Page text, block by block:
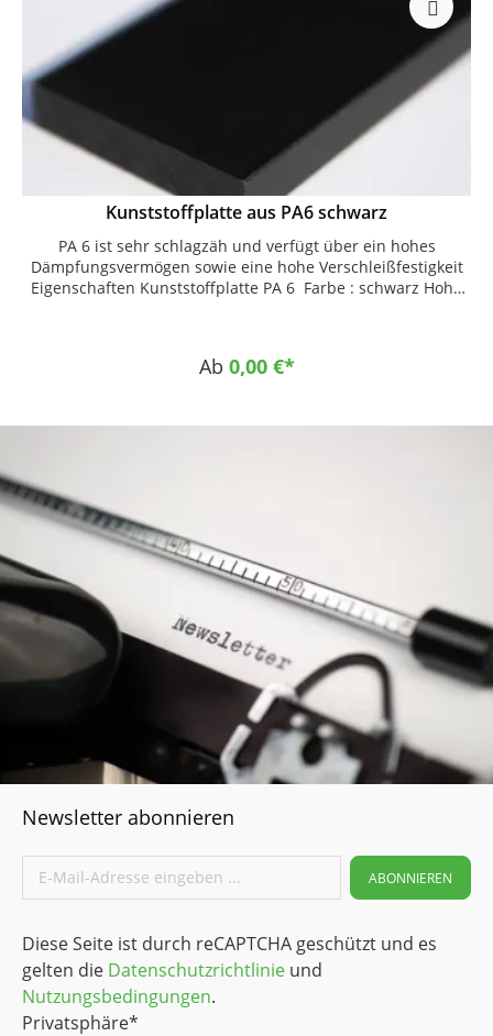
Kunststoffplatte aus PA6 schwarz
PA 6 ist sehr schlagzäh und verfügt über ein hohes
Dämpfungsvermögen sowie eine hohe Verschleißfestigkeit
Eigenschaften Kunststoffplatte PA 6 Farbe : schwarz Hohe
Ab 0,00 €*
Newsletter abonnieren
ABONNIEREN
Diese Seite ist durch reCAPTCHA geschützt und es
gelten die Datenschutzrichtlinie und
Nutzungsbedingungen.
Privatsphäre*